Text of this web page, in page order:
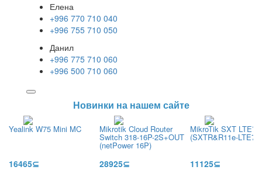
Елена
+996 770 710 040
+996 755 710 050
Данил
+996 775 710 060
+996 500 710 060
Новинки на нашем сайте
Yealink W75 Mini MC
16465⊆
Mikrotik Cloud Router
Switch 318-16P-2S+OUT
(netPower 16P)
28925⊆
MikroTik SXT LTE7
(SXTR&R11e-LTE7)
11125⊆